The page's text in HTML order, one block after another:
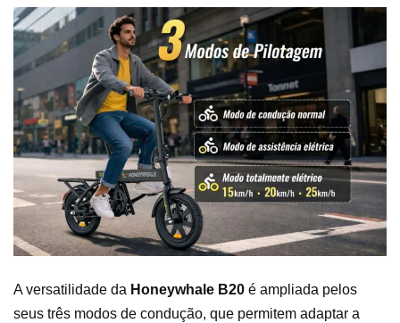
A versatilidade da Honeywhale B20 é ampliada pelos
seus três modos de condução, que permitem adaptar a